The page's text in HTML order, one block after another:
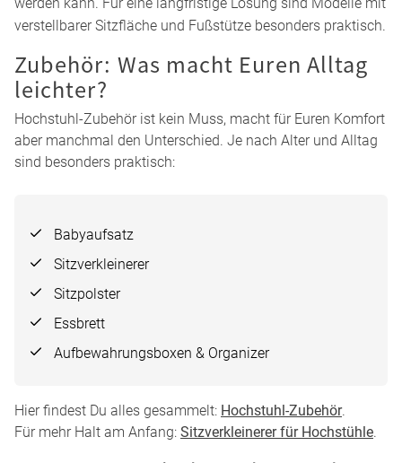
Alter & Entwicklungsstand Deines Kindes
Der wichtigste Punkt ist, ob Dein Kind bereitsselbstständig
sitzenkann:
Ab Geburt:sinnvoll, wenn Dein Baby noch liegt und Du
einen
Hochstuhl mit Babyaufsatz
Wenn Du gezielt nach einer Lösung ab der Geburt suchst,
findest Du hier passende Modelle:
Babyaufsatz
Viele Familien entscheiden sich für einenmitwachsenden
Treppenhochstuhl , weil er über mehrere Jahre genutzt